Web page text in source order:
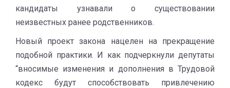
кандидаты узнавали о существовании
неизвестных ранее родственников.
Новый проект закона нацелен на прекращение
подобной практики. И как подчеркнули депутаты
“вносимые изменения и дополнения в Трудовой
кодекс будут способствовать привлечению